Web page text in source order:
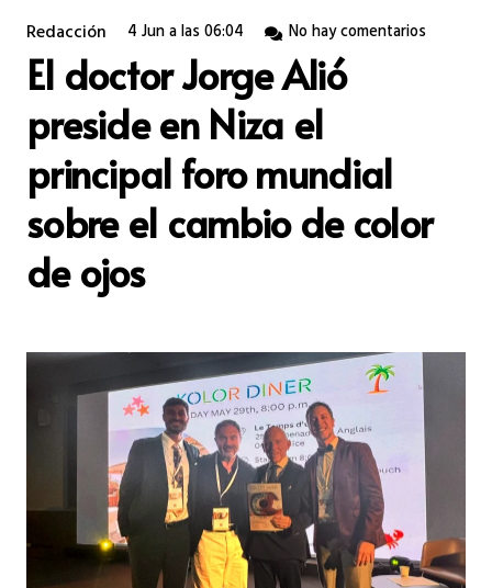
Redacción 4 Jun a las 06:04 No hay comentarios
El doctor Jorge Alió
preside en Niza el
principal foro mundial
sobre el cambio de color
de ojos